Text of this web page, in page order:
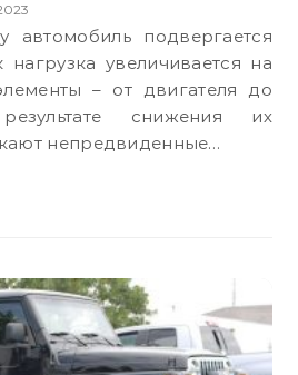
нагрузка увеличивается на
– от двигателя до
снижения их
непредвиденные…